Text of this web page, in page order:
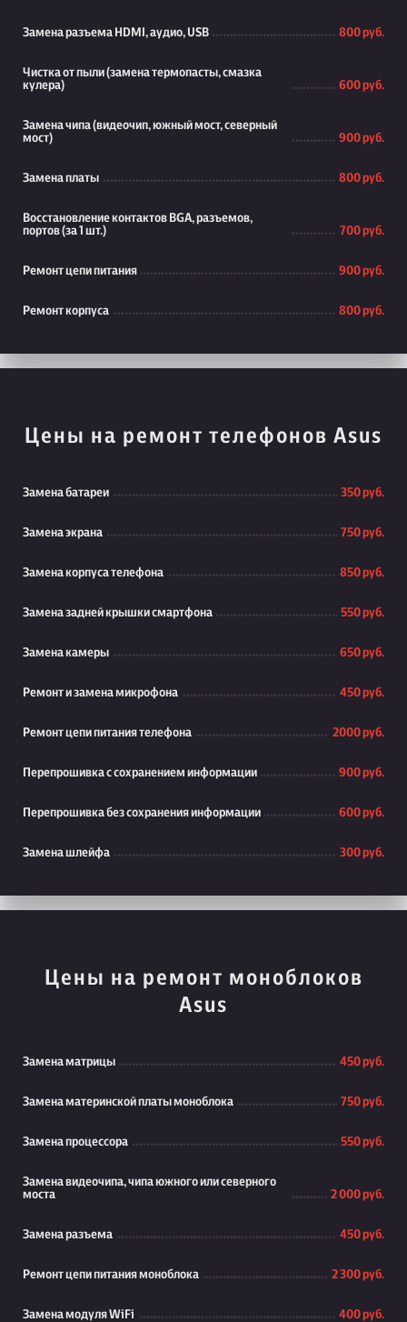
Замена разъема HDMI, аудио, USB 800 руб.
Чистка от пыли (замена термопасты, смазка
кулера)
600 руб.
Замена чипа (видеочип, южный мост, северный
мост)
900 руб.
Замена платы 800 руб.
Восстановление контактов BGA, разъемов,
портов (за 1 шт.)
700 руб.
Ремонт цепи питания 900 руб.
Ремонт корпуса 800 руб.
Цены на ремонт телефонов Asus
Замена батареи 350 руб.
Замена экрана 750 руб.
Замена корпуса телефона 850 руб.
Замена задней крышки смартфона 550 руб.
Замена камеры 650 руб.
Ремонт и замена микрофона 450 руб.
Ремонт цепи питания телефона 2000 руб.
Перепрошивка с сохранением информации 900 руб.
Перепрошивка без сохранения информации 600 руб.
Замена шлейфа 300 руб.
Цены на ремонт моноблоков
Asus
Замена матрицы 450 руб.
Замена материнской платы моноблока 750 руб.
Замена процессора 550 руб.
Замена видеочипа, чипа южного или северного
моста
2 000 руб.
Замена разъема 450 руб.
Ремонт цепи питания моноблока 2 300 руб.
Замена модуля WiFi 400 руб.